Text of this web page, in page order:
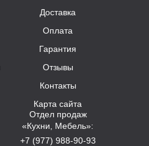
Доставка
Оплата
Гарантия
Отзывы
Контакты
Карта сайта
Отдел продаж
«Кухни, Мебель»:
+7 (977) 988-90-93